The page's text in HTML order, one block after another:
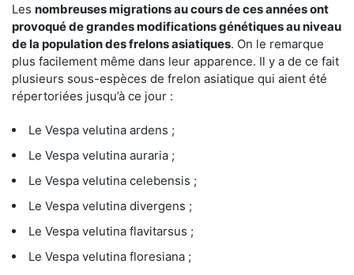
Les nombreuses migrations au cours de ces années ont
provoqué de grandes modifications génétiques au niveau
de la population des frelons asiatiques. On le remarque
plus facilement même dans leur apparence. Il y a de ce fait
plusieurs sous-espèces de frelon asiatique qui aient été
répertoriées jusqu’à ce jour :
Le Vespa velutina ardens ;
Le Vespa velutina auraria ;
Le Vespa velutina celebensis ;
Le Vespa velutina divergens ;
Le Vespa velutina flavitarsus ;
Le Vespa velutina floresiana ;